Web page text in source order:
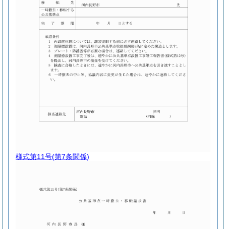
様式第11号(第7条関係)